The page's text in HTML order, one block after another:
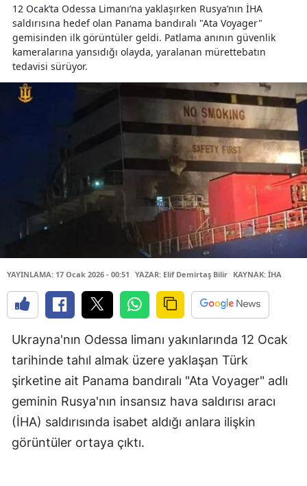
12 Ocak’ta Odessa Limanı’na yaklaşırken Rusya’nın İHA
saldırısına hedef olan Panama bandıralı "Ata Voyager"
gemisinden ilk görüntüler geldi. Patlama anının güvenlik
kameralarına yansıdığı olayda, yaralanan mürettebatın
tedavisi sürüyor.
YAYINLAMA: 17 Ocak 2026 - 00:51 YAZAR: Elif Demirtaş Bilir KAYNAK: İHA
Ukrayna'nın Odessa limanı yakınlarında 12 Ocak
tarihinde tahıl almak üzere yaklaşan Türk
şirketine ait Panama bandıralı "Ata Voyager" adlı
geminin Rusya'nın insansız hava saldırısı aracı
(İHA) saldırısında isabet aldığı anlara ilişkin
görüntüler ortaya çıktı.